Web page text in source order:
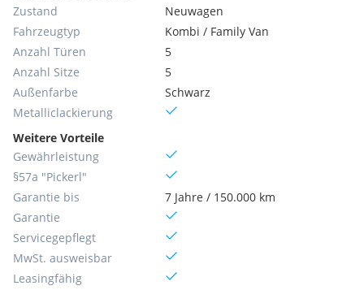
Zustand
Neuwagen
Fahrzeugtyp
Kombi / Family Van
Anzahl Türen
5
Anzahl Sitze
5
Außenfarbe
Schwarz
Metallic­lackierung
Weitere Vorteile
Gewährleistung
§57a "Pickerl"
Garantie bis
7 Jahre / 150.000 km
Garantie
Servicegepflegt
MwSt. ausweisbar
Leasingfähig